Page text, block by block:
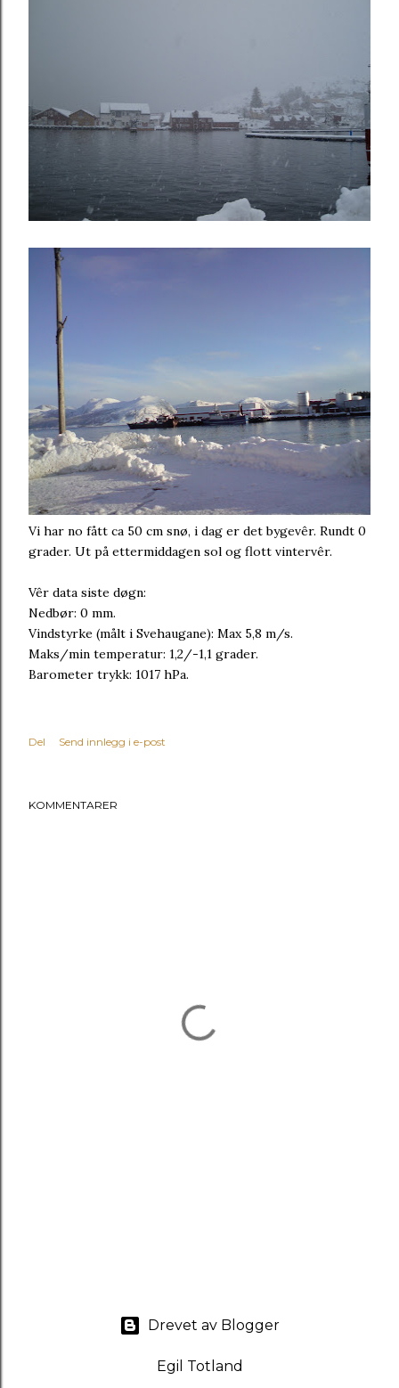
Vi har no fått ca 50 cm snø, i dag er det bygevêr. Rundt 0
grader. Ut på ettermiddagen sol og flott vintervêr.
Vêr data siste døgn:
Nedbør: 0 mm.
Vindstyrke (målt i Svehaugane): Max 5,8 m/s.
Maks/min temperatur: 1,2/-1,1 grader.
Barometer trykk: 1017 hPa.
Del Send innlegg i e-post
KOMMENTARER
Drevet av Blogger
Egil Totland